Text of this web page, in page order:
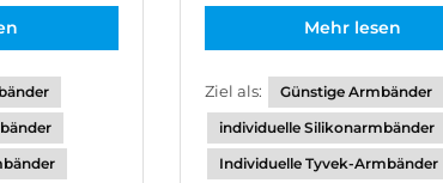
Mehr lesen
Ziel als:
Günstige Armbänder
individuelle Silikonarmbänder
Individuelle Tyvek-Armbänder